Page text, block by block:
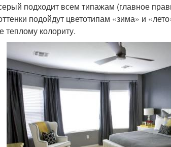
подходит всем типажам (главное
подойдут цветотипам «зима» и
теплому колориту.